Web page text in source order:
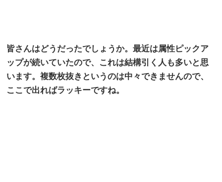
皆さんはどうだったでしょうか。最近は属性ピックア
ップが続いていたので、これは結構引く人も多いと思
います。複数枚抜きというのは中々できませんので、
ここで出ればラッキーですね。